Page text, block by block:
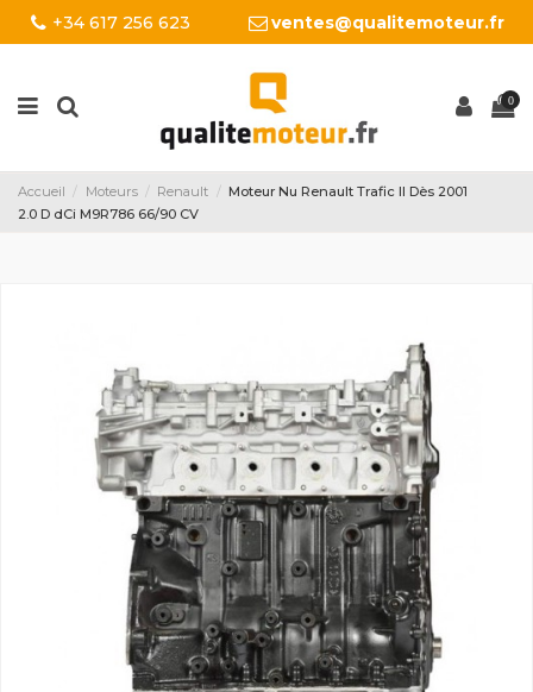
+34 617 256 623 ventes@qualitemoteur.fr
0
Accueil Moteurs Renault
Moteur Nu Renault Trafic II Dès 2001
2.0 D dCi M9R786 66/90 CV